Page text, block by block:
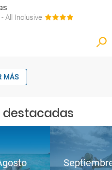
All Inclusive
MÁS